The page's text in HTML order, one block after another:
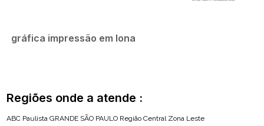
gráfica impressão em lona
Regiões onde a atende :
ABC Paulista GRANDE SÃO PAULO Região Central Zona Leste